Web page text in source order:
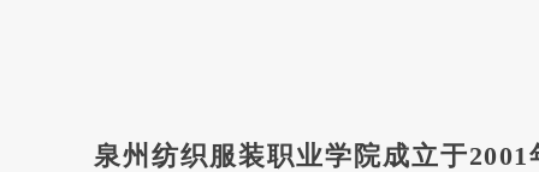
泉州纺织服装职业学院成立于